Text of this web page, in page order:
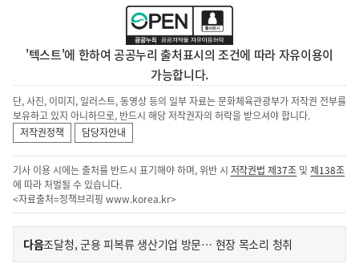
'텍스트'에 한하여 공공누리 출처표시의 조건에 따라 자유이용이
가능합니다.
단, 사진, 이미지, 일러스트, 동영상 등의 일부 자료는 문화체육관광부가 저작권 전부를
보유하고 있지 아니하므로, 반드시 해당 저작권자의 허락을 받으셔야 합니다.
저작권정책
담당자안내
기사 이용 시에는 출처를 반드시 표기해야 하며, 위반 시 저작권법 제37조 및제138조
에 따라 처벌될 수 있습니다.
<자료출처=정책브리핑 www.korea.kr>
이
전
다음기
조달청, 군용 피복류 생산기업 방문… 현장 목소리 청취